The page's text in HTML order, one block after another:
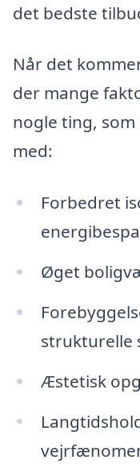
det bedste
Når det
der mange
nogle ting,
med:
Forbedret
Øget
strukturelle
Æstetisk